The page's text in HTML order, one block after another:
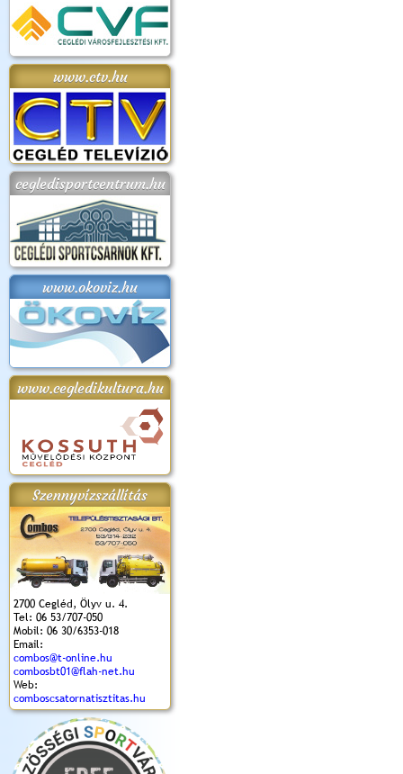
www.ctv.hu
cegledisportcentrum.hu
www.okoviz.hu
www.cegledikultura.hu
Szennyvízszállítás
2700 Cegléd, Ölyv u. 4.
Tel: 06 53/707-050
Mobil: 06 30/6353-018
Email:
combos@t-online.hu
combosbt01@flah-net.hu
Web:
comboscsatornatisztitas.hu
2018.
Kossuth Toborzó
Ünnepély
Szent István Ünnepe
(2017. 08. 20.)